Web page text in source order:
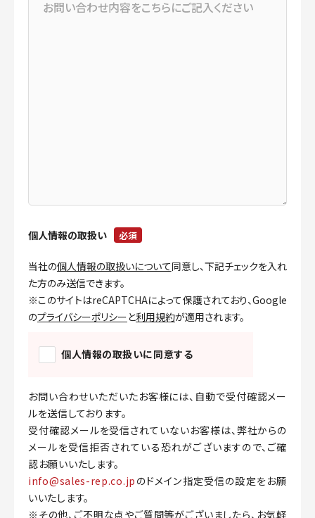
個人情報の取扱い 必須
当社の個人情報の取扱いについて同意し、下記チェックを入れ
た方のみ送信できます。
※このサイトはreCAPTCHAによって保護されており、Google
のプライバシーポリシーと利用規約が適用されます。
個人情報の取扱いに同意する
お問い合わせいただいたお客様には、自動で受付確認メー
ルを送信しております。
受付確認メールを受信されていないお客様は、弊社からの
メールを受信拒否されている恐れがございますので、ご確
認お願いいたします。
info@sales-rep.co.jp のドメイン指定受信の設定をお願
いいたします。
※その他、ご不明な点やご質問等がございましたら、お気軽